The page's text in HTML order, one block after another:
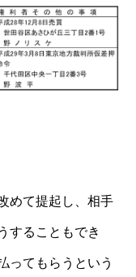
めて提起し、相手
することもでき
ってもらうという